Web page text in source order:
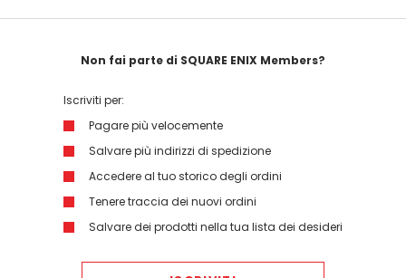
Non fai parte di SQUARE ENIX Members?
Iscriviti per:
Pagare più velocemente
Salvare più indirizzi di spedizione
Accedere al tuo storico degli ordini
Tenere traccia dei nuovi ordini
Salvare dei prodotti nella tua lista dei desideri